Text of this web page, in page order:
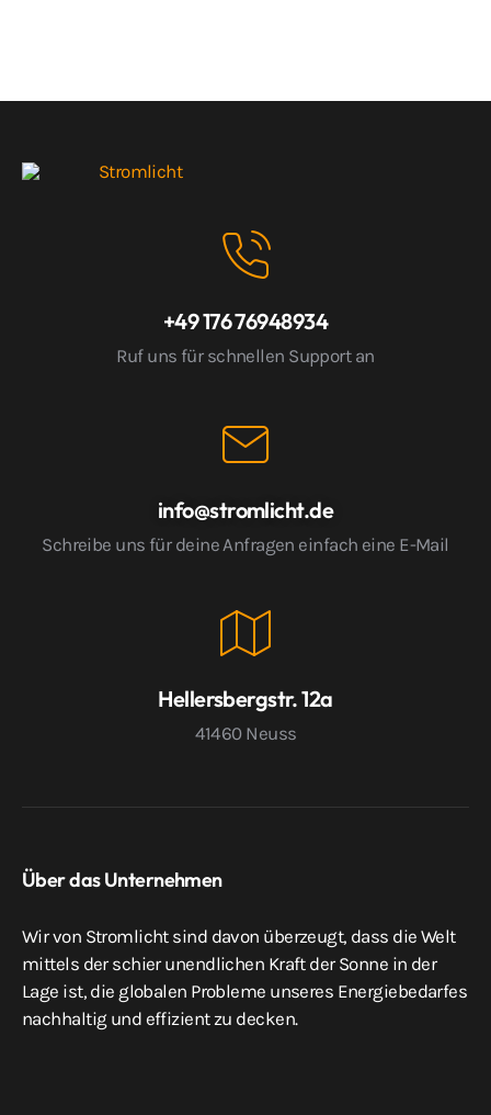
+49 176 76948934
Ruf uns für schnellen Support an
info@stromlicht.de
Schreibe uns für deine Anfragen einfach eine E-Mail
Hellersbergstr. 12a
41460 Neuss
Über das Unternehmen
Wir von Stromlicht sind davon überzeugt, dass die Welt
mittels der schier unendlichen Kraft der Sonne in der
Lage ist, die globalen Probleme unseres Energiebedarfes
nachhaltig und effizient zu decken.